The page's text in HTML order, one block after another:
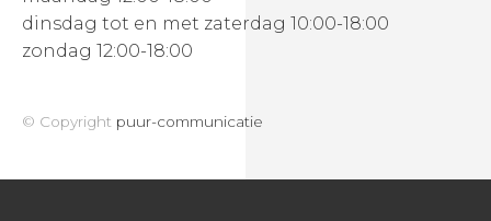
dinsdag tot en met zaterdag 10:00-18:00
zondag 12:00-18:00
© Copyright puur-communicatie